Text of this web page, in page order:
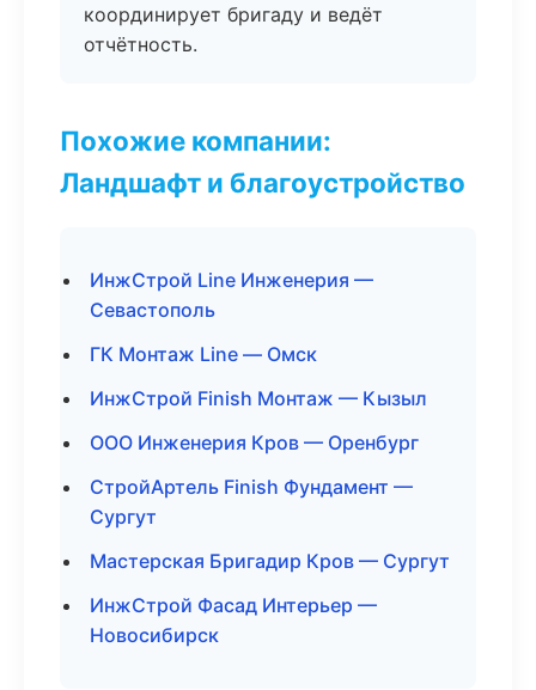
координирует бригаду и ведёт
отчётность.
Похожие компании:
Ландшафт и благоустройство
ИнжСтрой Line Инженерия —
Севастополь
ГК Монтаж Line — Омск
ИнжСтрой Finish Монтаж — Кызыл
ООО Инженерия Кров — Оренбург
СтройАртель Finish Фундамент —
Сургут
Мастерская Бригадир Кров — Сургут
ИнжСтрой Фасад Интерьер —
Новосибирск